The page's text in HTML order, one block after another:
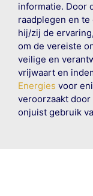
informatie. Door
raadplegen en
hij/zij de
om de vereiste
veilige en
vrijwaart en
Energies voor
veroorzaakt
onjuist gebruik